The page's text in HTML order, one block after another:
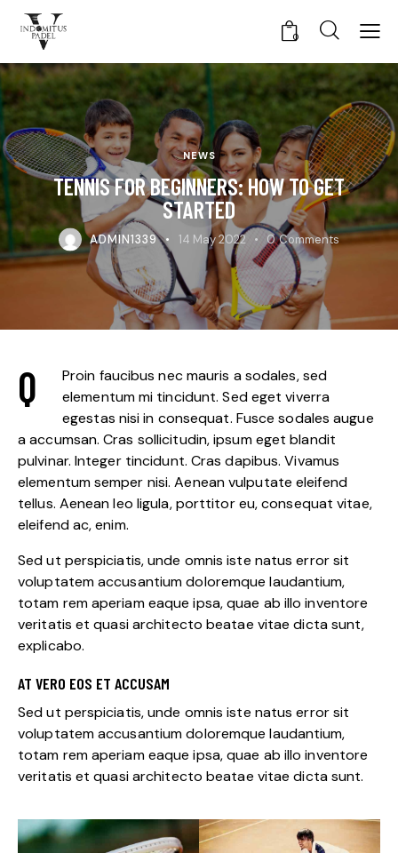
0
NEWS
TENNIS FOR BEGINNERS: HOW TO GET
STARTED
ADMIN1339 14 May 2022 0 Comments
Q
Proin faucibus nec mauris a sodales, sed
elementum mi tincidunt. Sed eget viverra
egestas nisi in consequat. Fusce sodales augue
a accumsan. Cras sollicitudin, ipsum eget blandit
pulvinar. Integer tincidunt. Cras dapibus. Vivamus
elementum semper nisi. Aenean vulputate eleifend
tellus. Aenean leo ligula, porttitor eu, consequat vitae,
eleifend ac, enim.
Sed ut perspiciatis, unde omnis iste natus error sit
voluptatem accusantium doloremque laudantium,
totam rem aperiam eaque ipsa, quae ab illo inventore
veritatis et quasi architecto beatae vitae dicta sunt,
explicabo.
AT VERO EOS ET ACCUSAM
Sed ut perspiciatis, unde omnis iste natus error sit
voluptatem accusantium doloremque laudantium,
totam rem aperiam eaque ipsa, quae ab illo inventore
veritatis et quasi architecto beatae vitae dicta sunt.